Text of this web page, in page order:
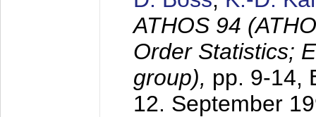
ATHOS 94
Order Statistics;
group), pp. 9-14,
12. September